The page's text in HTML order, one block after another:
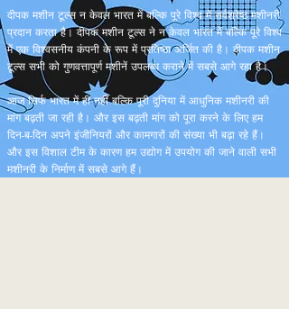
दीपक मशीन टूल्स न केवल भारत में बल्कि पूरे विश्व में सर्वश्रेष्ठ मशीनरी
प्रदान करता है। दीपक मशीन टूल्स ने न केवल भारत में बल्कि पूरे विश्व
में एक विश्वसनीय कंपनी के रूप में प्रतिष्ठा अर्जित की है। दीपक मशीन
टूल्स सभी को गुणवत्तापूर्ण मशीनें उपलब्ध कराने में सबसे आगे रहा है।
आज सिर्फ भारत में ही नहीं बल्कि पूरी दुनिया में आधुनिक मशीनरी की
मांग बढ़ती जा रही है। और इस बढ़ती मांग को पूरा करने के लिए हम
दिन-ब-दिन अपने इंजीनियरों और कामगारों की संख्या भी बढ़ा रहे हैं।
और इस विशाल टीम के कारण हम उद्योग में उपयोग की जाने वाली सभी
मशीनरी के निर्माण में सबसे आगे हैं।